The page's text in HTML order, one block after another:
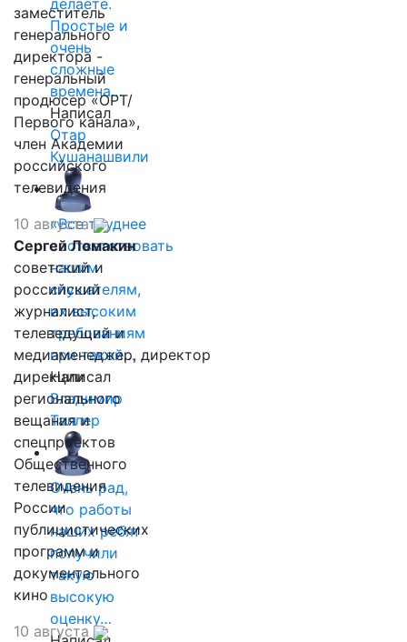
делаете.
Простые и
очень
сложные
времена…
Написал
Отар
Кушанашвили
«Все труднее
соответствовать
нашим
слушателям,
их высоким
требованиям
при такой…
Написал
Владимир
Таллер
Очень рад,
что работы
наших ребят
получили
такую
высокую
оценку…
заместитель
генерального
директора -
генеральный
продюсер «ОРТ/
Первого канала»,
член Академии
российского
телевидения
10 августа
Сергей Ломакин
советский и
российский
журналист,
телеведущий и
медиаменеджер, директор
дирекции
регионального
вещания и
спецпроектов
Общественного
телевидения
России
публицистических
программ и
документального
кино
10 августа